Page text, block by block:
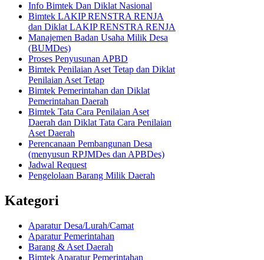
Info Bimtek Dan Diklat Nasional
Bimtek LAKIP RENSTRA RENJA
dan Diklat LAKIP RENSTRA RENJA
Manajemen Badan Usaha Milik Desa
(BUMDes)
Proses Penyusunan APBD
Bimtek Penilaian Aset Tetap dan Diklat
Penilaian Aset Tetap
Bimtek Pemerintahan dan Diklat
Pemerintahan Daerah
Bimtek Tata Cara Penilaian Aset
Daerah dan Diklat Tata Cara Penilaian
Aset Daerah
Perencanaan Pembangunan Desa
(menyusun RPJMDes dan APBDes)
Jadwal Request
Pengelolaan Barang Milik Daerah
Kategori
Aparatur Desa/Lurah/Camat
Aparatur Pemerintahan
Barang & Aset Daerah
Bimtek Aparatur Pemerintahan